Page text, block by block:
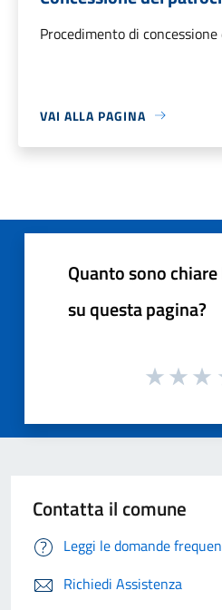
Procedimento di
VAI ALLA PAGINA
Quanto sono
su questa pagina?
Contatta il comune
Leggi le domande
Richiedi Assistenza